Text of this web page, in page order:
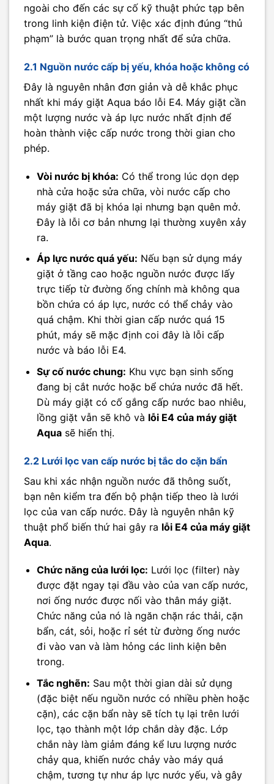
ngoài cho đến các sự cố kỹ thuật phức tạp bên
trong linh kiện điện tử. Việc xác định đúng “thủ
phạm” là bước quan trọng nhất để sửa chữa.
2.1 Nguồn nước cấp bị yếu, khóa hoặc không có
Đây là nguyên nhân đơn giản và dễ khắc phục
nhất khi máy giặt Aqua báo lỗi E4. Máy giặt cần
một lượng nước và áp lực nước nhất định để
hoàn thành việc cấp nước trong thời gian cho
phép.
Vòi nước bị khóa: Có thể trong lúc dọn dẹp
nhà cửa hoặc sửa chữa, vòi nước cấp cho
máy giặt đã bị khóa lại nhưng bạn quên mở.
Đây là lỗi cơ bản nhưng lại thường xuyên xảy
ra.
Áp lực nước quá yếu: Nếu bạn sử dụng máy
giặt ở tầng cao hoặc nguồn nước được lấy
trực tiếp từ đường ống chính mà không qua
bồn chứa có áp lực, nước có thể chảy vào
quá chậm. Khi thời gian cấp nước quá 15
phút, máy sẽ mặc định coi đây là lỗi cấp
nước và báo lỗi E4.
Sự cố nước chung: Khu vực bạn sinh sống
đang bị cắt nước hoặc bể chứa nước đã hết.
Dù máy giặt có cố gắng cấp nước bao nhiêu,
lồng giặt vẫn sẽ khô và lỗi E4 của máy giặt
Aquasẽ hiển thị.
2.2 Lưới lọc van cấp nước bị tắc do cặn bẩn
Sau khi xác nhận nguồn nước đã thông suốt,
bạn nên kiểm tra đến bộ phận tiếp theo là lưới
lọc của van cấp nước. Đây là nguyên nhân kỹ
thuật phổ biến thứ hai gây ra lỗi E4 của máy giặt
Aqua.
Chức năng của lưới lọc: Lưới lọc (filter) này
được đặt ngay tại đầu vào của van cấp nước,
nơi ống nước được nối vào thân máy giặt.
Chức năng của nó là ngăn chặn rác thải, cặn
bẩn, cát, sỏi, hoặc rỉ sét từ đường ống nước
đi vào van và làm hỏng các linh kiện bên
trong.
Tắc nghẽn: Sau một thời gian dài sử dụng
(đặc biệt nếu nguồn nước có nhiều phèn hoặc
cặn), các cặn bẩn này sẽ tích tụ lại trên lưới
lọc, tạo thành một lớp chắn dày đặc. Lớp
chắn này làm giảm đáng kể lưu lượng nước
chảy qua, khiến nước chảy vào máy quá
chậm, tương tự như áp lực nước yếu, và gây